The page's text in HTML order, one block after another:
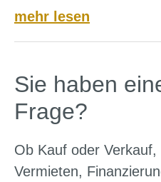
mehr lesen
Sie haben
Frage?
Ob Kauf oder
Vermieten,